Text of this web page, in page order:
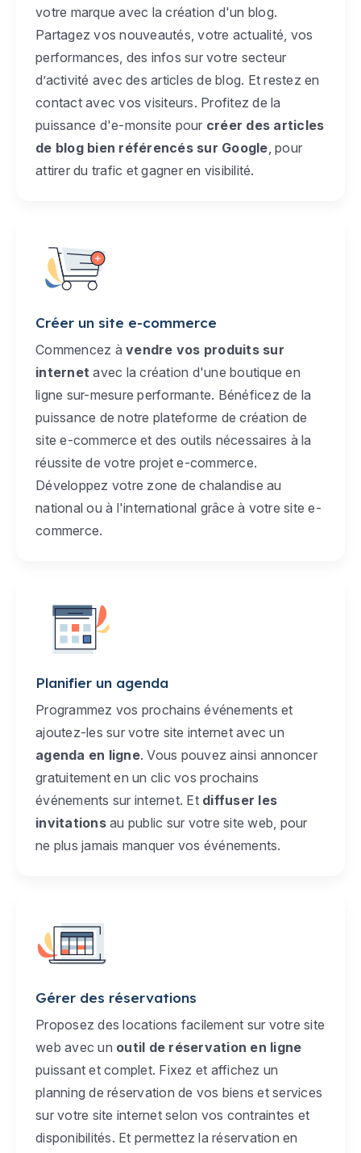
votre marque avec la création d'un blog.
Partagez vos nouveautés, votre actualité, vos
performances, des infos sur votre secteur
d’activité avec des articles de blog. Et restez en
contact avec vos visiteurs. Profitez de la
puissance d'e-monsite pour créer des articles
de blog bien référencés sur Google , pour
attirer du trafic et gagner en visibilité.
Créer un site e-commerce
Commencez à vendre vos produits sur
internet avec la création d'une boutique en
ligne sur-mesure performante. Bénéficez de la
puissance de notre plateforme de création de
site e-commerce et des outils nécessaires à la
réussite de votre projet e-commerce.
Développez votre zone de chalandise au
national ou à l'international grâce à votre site e-
commerce.
Planifier un agenda
Programmez vos prochains événements et
ajoutez-les sur votre site internet avec un
agenda en ligne. Vous pouvez ainsi annoncer
gratuitement en un clic vos prochains
événements sur internet. Et diffuser les
invitationsau public sur votre site web, pour
ne plus jamais manquer vos événements.
Gérer des réservations
Proposez des locations facilement sur votre site
web avec un outil de réservation en ligne
puissant et complet. Fixez et affichez un
planning de réservation de vos biens et services
sur votre site internet selon vos contraintes et
disponibilités. Et permettez la réservation en